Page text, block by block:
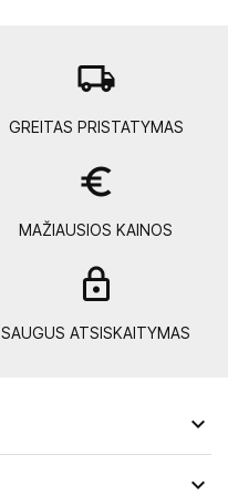
local_shipping
GREITAS PRISTATYMAS
euro_symbol
MAŽIAUSIOS KAINOS
SAUGUS ATSISKAITYMAS

